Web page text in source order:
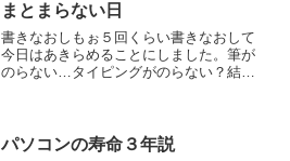
まとまらない日
書きなおしもぉ５回くらい書きなおして
今日はあきらめることにしました。筆が
のらない…タイピングがのらない？結構
はやっぱりそのうちでもこ...
パソコンの寿命３年説